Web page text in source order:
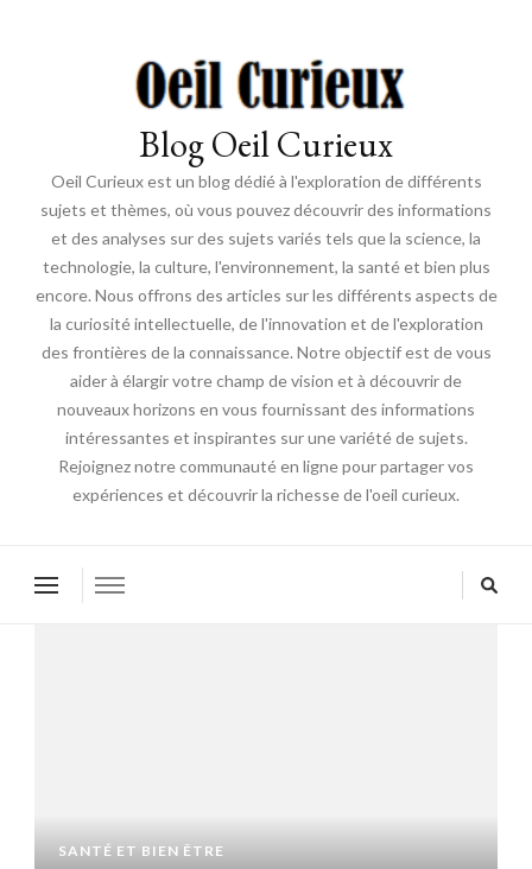
Blog Oeil Curieux
Oeil Curieux est un blog dédié à l'exploration de différents
sujets et thèmes, où vous pouvez découvrir des informations
et des analyses sur des sujets variés tels que la science, la
technologie, la culture, l'environnement, la santé et bien plus
encore. Nous offrons des articles sur les différents aspects de
la curiosité intellectuelle, de l'innovation et de l'exploration
des frontières de la connaissance. Notre objectif est de vous
aider à élargir votre champ de vision et à découvrir de
nouveaux horizons en vous fournissant des informations
intéressantes et inspirantes sur une variété de sujets.
Rejoignez notre communauté en ligne pour partager vos
expériences et découvrir la richesse de l'oeil curieux.
SANTÉ ET BIEN ÊTRE